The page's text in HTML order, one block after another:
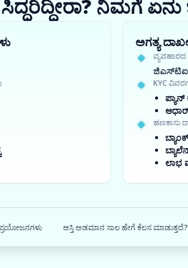
ನಿಮಗೆ
ಅಗತ್ಯ
ವ್ಯವಹಾರದ
KYC
ಪ್ಯಾನ್
ಹಣಕಾಸು
ಲಾಭ
ಆಸ್ತಿ ಅಡಮಾನ ಸಾಲ ಹೇಗೆ ಕೆಲಸ ಮಾಡುತ್ತದೆ?